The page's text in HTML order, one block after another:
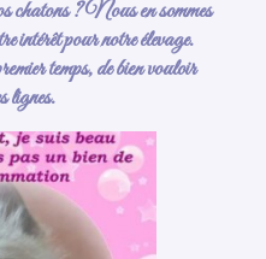
chatons ? Nous en sommes
intérêt pour notre élevage.
temps, de bien vouloir
lignes.